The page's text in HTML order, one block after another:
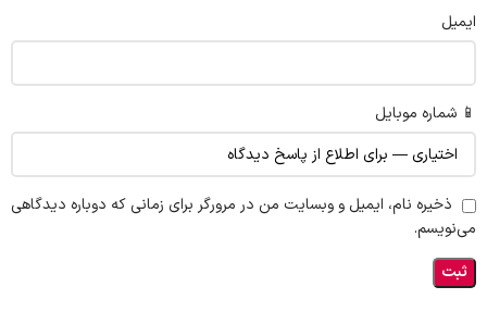
ایمیل
📱 شماره موبایل
ذخیره نام، ایمیل و وبسایت من در مرورگر برای زمانی که دوباره دیدگاهی
می‌نویسم.